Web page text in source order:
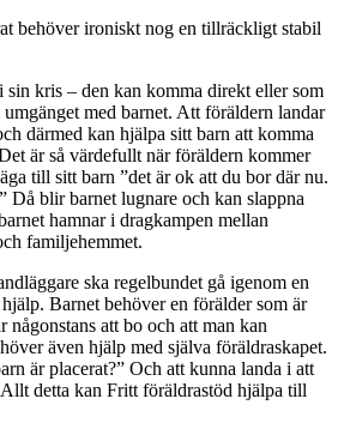
behöver ironiskt nog en tillräckligt stabil
kris – den kan komma direkt eller som
umgänget med barnet. Att föräldern landar
därmed kan hjälpa sitt barn att komma
är så värdefullt när föräldern kommer
till sitt barn ”det är ok att du bor där nu.
Då blir barnet lugnare och kan slappna
hamnar i dragkampen mellan
familjehemmet.
ska regelbundet gå igenom en
Barnet behöver en förälder som är
någonstans att bo och att man kan
även hjälp med själva föräldraskapet.
är placerat?” Och att kunna landa i att
detta kan Fritt föräldrastöd hjälpa till